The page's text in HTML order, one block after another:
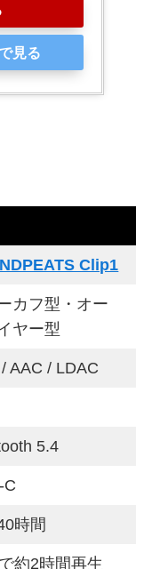
見る
Clip1
カフ型・オー
ヤー型
AAC / LDAC
5.4
C
時間
約2時間再生